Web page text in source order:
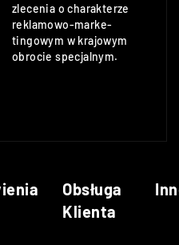
zlecenia o charakterze
reklamowo-marke-
tingowym w krajowym
obrocie specjalnym.
Obsługa
Klienta